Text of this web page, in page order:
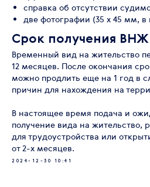
справка об отсутствии
две фотографии (35 x 45 мм, в
Срок получения ВНЖ
Временный вид на жительство
12 месяцев. После окончания
можно продлить еще на 1 год в
причин для нахождения на
В настоящее время подача и
получение вида на жительство,
для трудоустройства или
от 2-х месяцев.
2024-12-30 10:41